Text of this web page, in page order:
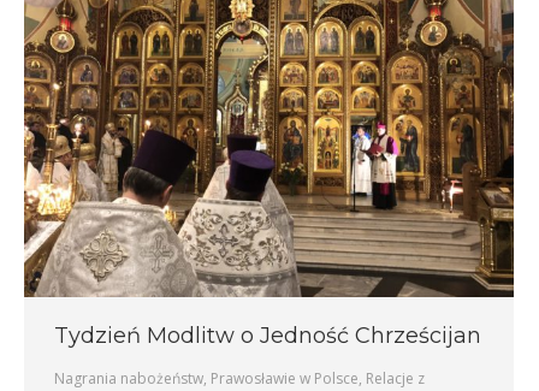
Tydzień Modlitw o Jedność Chrześcijan
Nagrania nabożeństw, Prawosławie w Polsce, Relacje z